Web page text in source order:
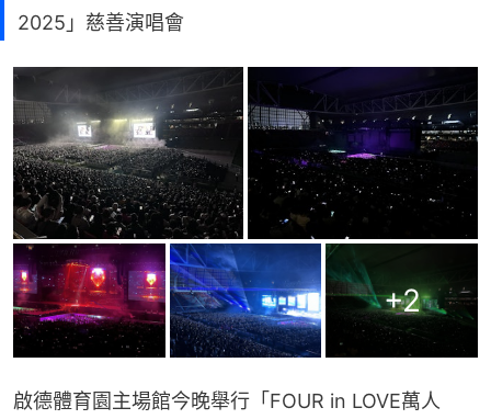
2025」慈善演唱會
+2
啟德體育園主場館今晚舉行「FOUR in LOVE萬人